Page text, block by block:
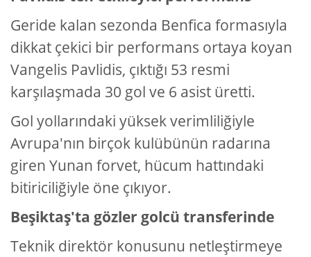
Geride kalan sezonda Benfica formasıyla
dikkat çekici bir performans ortaya koyan
Vangelis Pavlidis, çıktığı 53 resmi
karşılaşmada 30 gol ve 6 asist üretti.
Gol yollarındaki yüksek verimliliğiyle
Avrupa'nın birçok kulübünün radarına
giren Yunan forvet, hücum hattındaki
bitiriciliğiyle öne çıkıyor.
Beşiktaş'ta gözler golcü transferinde
Teknik direktör konusunu netleştirmeye